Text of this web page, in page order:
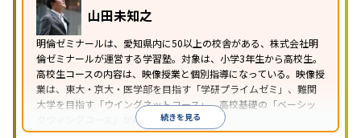
山田未知之
明倫ゼミナールは、愛知県内に50以上の校舎がある、株式会社明
倫ゼミナールが運営する学習塾。対象は、小学3年生から高校生。
高校生コースの内容は、映像授業と個別指導になっている。映像授
業は、東大・京大・医学部を目指す「学研プライムゼミ」、難関
大学を目指す「ウイングネットコース」、高校基礎の「ベーシッ
クウィングコース」が用意されている。
続きを見る